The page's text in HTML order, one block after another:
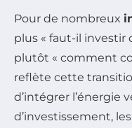
Pour de nombreux
plus « faut-il investir
plutôt « comment
reflète cette
d’intégrer l’énergie
d’investissement,